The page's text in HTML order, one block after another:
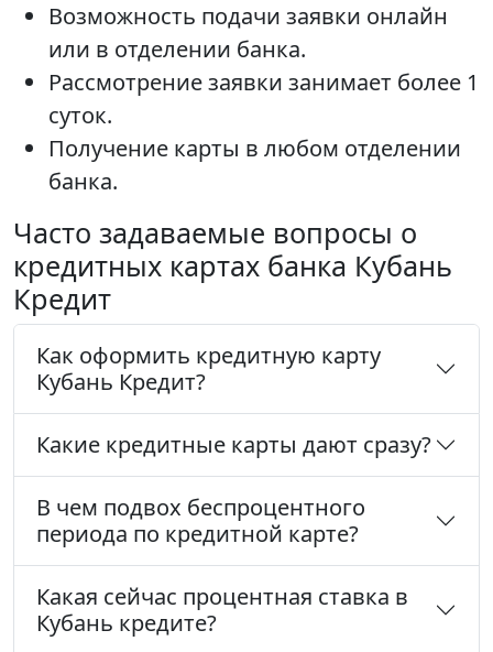
Возможность подачи заявки онлайн
или в отделении банка.
Рассмотрение заявки занимает более 1
суток.
Получение карты в любом отделении
банка.
Часто задаваемые вопросы о
кредитных картах банка Кубань
Кредит
Как оформить кредитную карту
Кубань Кредит?
Какие кредитные карты дают сразу?
В чем подвох беспроцентного
периода по кредитной карте?
Какая сейчас процентная ставка в
Кубань кредите?